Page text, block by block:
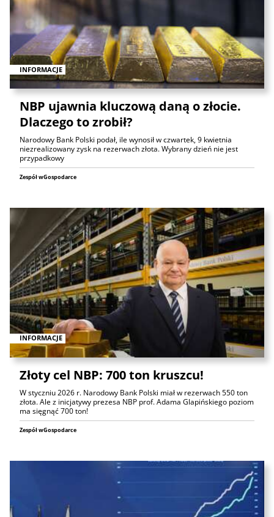
INFORMACJE
NBP ujawnia kluczową daną o złocie.
Dlaczego to zrobił?
Narodowy Bank Polski podał, ile wynosił w czwartek, 9 kwietnia
niezrealizowany zysk na rezerwach złota. Wybrany dzień nie jest
przypadkowy
Zespół wGospodarce
INFORMACJE
Złoty cel NBP: 700 ton kruszcu!
W styczniu 2026 r. Narodowy Bank Polski miał w rezerwach 550 ton
złota. Ale z inicjatywy prezesa NBP prof. Adama Glapińskiego poziom
ma sięgnąć 700 ton!
Zespół wGospodarce